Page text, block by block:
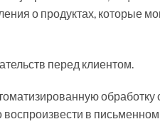
о продуктах, которые
перед клиентом.
в